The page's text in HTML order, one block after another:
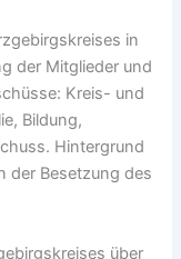
in
der Mitglieder und
Kreis- und
Bildung,
Hintergrund
der Besetzung des
über